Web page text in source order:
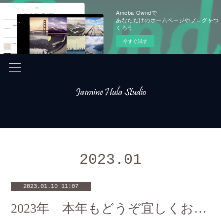
Ameba Owndで
あなただけのホームページやブログをつ
くろう
今すぐ試す
2023 . 01
2023.01.10 11:07
2023年 本年もどうぞ宜しくお願い致します🎍